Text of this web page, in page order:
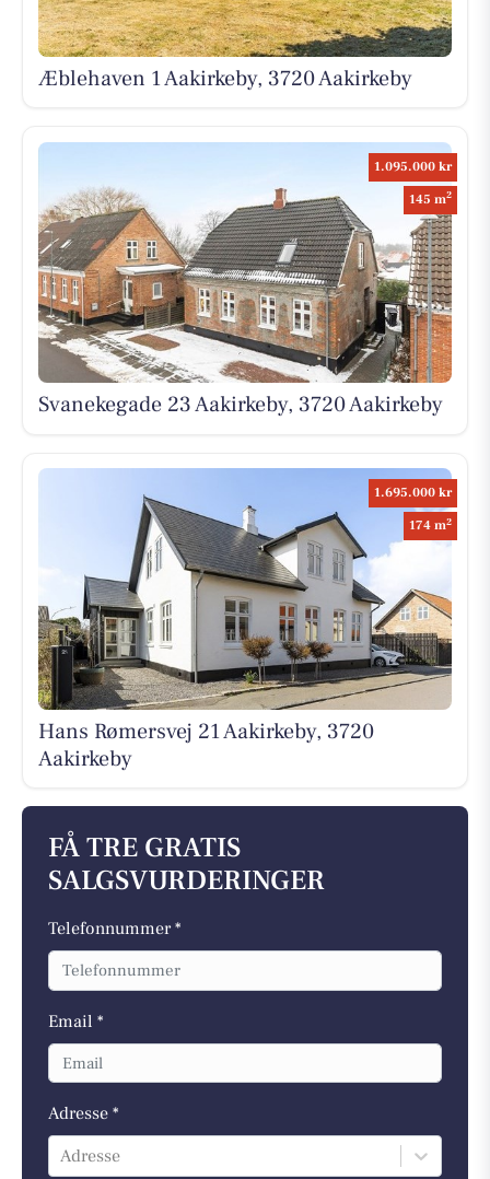
Æblehaven 1 Aakirkeby, 3720 Aakirkeby
1.095.000 kr
145 m2
Svanekegade 23 Aakirkeby, 3720 Aakirkeby
1.695.000 kr
174 m2
Hans Rømersvej 21 Aakirkeby, 3720
Aakirkeby
FÅ TRE GRATIS
SALGSVURDERINGER
Telefonnummer *
Email *
Adresse *
Adresse